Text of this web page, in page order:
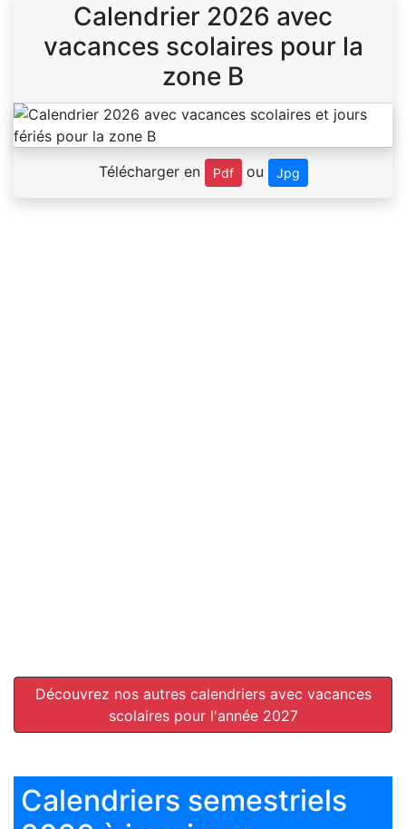
Calendrier 2026 avec
vacances scolaires pour la
zone B
Télécharger en Pdf ou Jpg
Découvrez nos autres calendriers avec vacances
scolaires pour l'année 2027
Calendriers semestriels